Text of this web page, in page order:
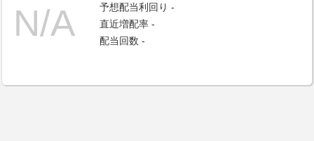
予想配当利回り -
直近増配率 -
配当回数 -